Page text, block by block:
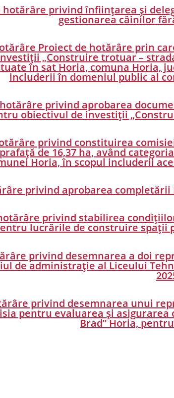
hotărâre privind înființarea și
gestionarea câinilor
Proiect de hotărâre prin
„Construire trotuar –
în sat Horia, comuna Horia,
includerii în domeniul public al
privind aprobarea
obiectivul de investiții
privind constituirea
de 16,37 ha, având
Horia, în scopul includerii
privind aprobarea
privind stabilirea
lucrările de construire
privind desemnarea a doi
de administrație al Liceului
privind desemnarea unui
pentru evaluarea și asigurarea
Brad” Horia,